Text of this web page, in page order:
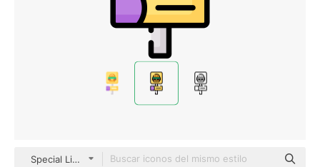
Special Lineal color